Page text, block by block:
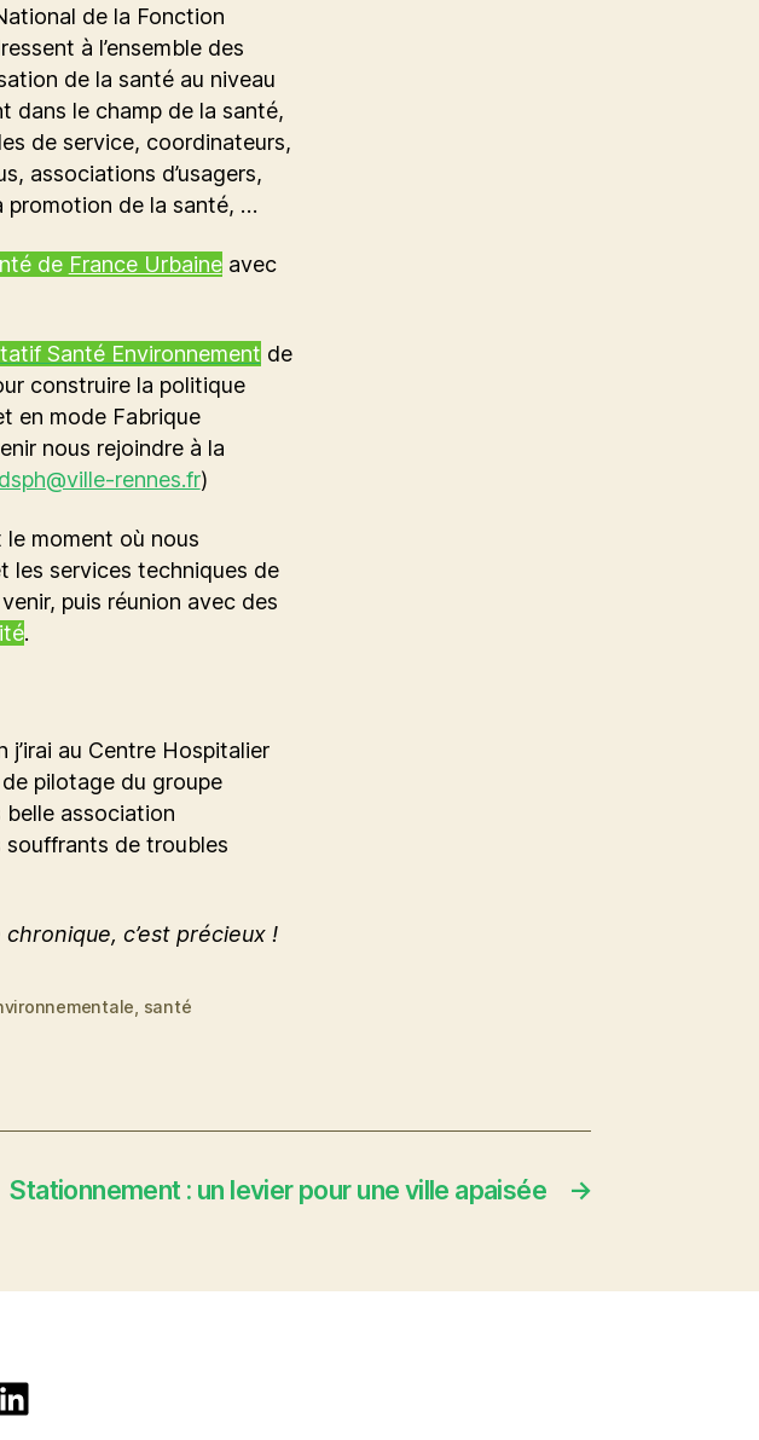
de la Fonction
à l’ensemble des
de la santé au niveau
dans le champ de la santé,
de service, coordinateurs,
associations d’usagers,
promotion de la santé, …
de France Urbaineavec
Santé Environnement de
construire la politique
en mode Fabrique
nous rejoindre à la
dsph@ville-rennes.fr)
le moment où nous
les services techniques de
puis réunion avec des
.
j’irai au Centre Hospitalier
de pilotage du groupe
belle association
souffrants de troubles
c’est précieux !
santé
→
Stationnement : un levier pour une ville apaisée